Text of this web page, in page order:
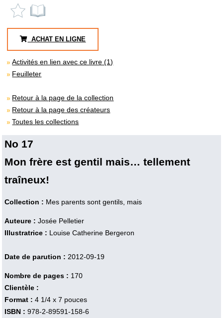
ACHAT EN LIGNE
Activités en lien avec ce livre (1)
Feuilleter
Retour à la page de la collection
Retour à la page des créateurs
Toutes les collections
No 17
Mon frère est gentil mais… tellement
traîneux!
Collection : Mes parents sont gentils, mais
Auteure : Josée Pelletier
Illustratrice : Louise Catherine Bergeron
Date de parution : 2012-09-19
Nombre de pages : 170
Clientèle :
Format : 4 1/4 x 7 pouces
ISBN : 978-2-89591-158-6